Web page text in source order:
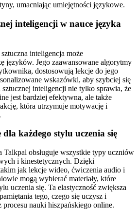
umacniając umiejętności językowe.
inteligencji w nauce języka
inteligencja może
języków. Jego zaawansowane algorytmy
dostosowują lekcje do jego
wskazówki, aby szybciej się
inteligencji nie tylko sprawia, że
jest bardziej efektywna, ale także
która utrzymuje motywację i
każdego stylu uczenia się
Talkpal obsługuje wszystkie typy uczniów
i kinestetycznych. Dzięki
jak lekcje wideo, ćwiczenia audio i
mogą wybierać materiały, które
uczenia się. Ta elastyczność zwiększa
tego, czego się uczysz i
procesu nauki hiszpańskiego online.